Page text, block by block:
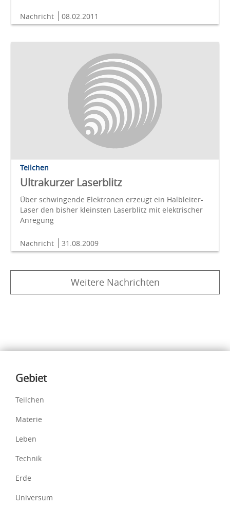
Nachricht 08.02.2011
Teilchen
Ultrakurzer Laserblitz
Über schwingende Elektronen erzeugt ein Halbleiter-
Laser den bisher kleinsten Laserblitz mit elektrischer
Anregung
Nachricht 31.08.2009
Weitere Nachrichten
Inhalte
Gebiet
Teilchen
Materie
Leben
Technik
Erde
Universum